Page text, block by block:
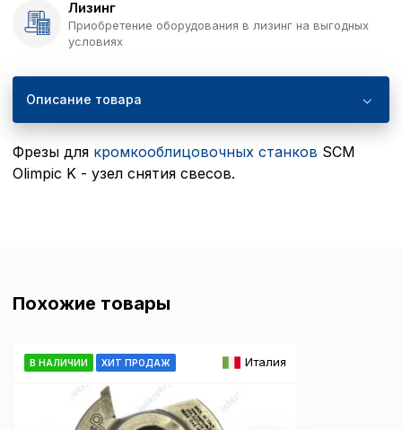
Лизинг
Приобретение оборудования в лизинг на выгодных
условиях
Описание товара
Фрезы для кромкооблицовочных станков SCM
Olimpic K - узел снятия свесов.
Похожие товары
В НАЛИЧИИ ХИТ ПРОДАЖ Италия
Политика в